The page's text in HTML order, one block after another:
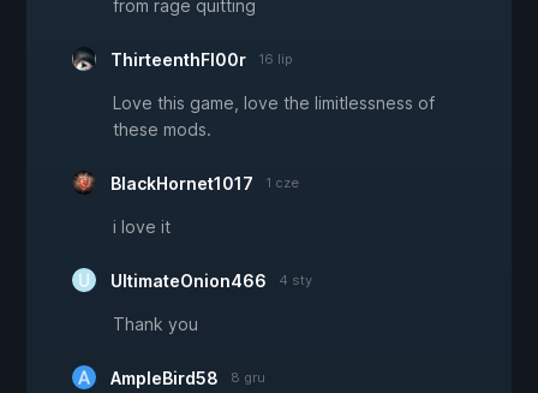
from rage quitting
ThirteenthFl00r 16 lip
Love this game, love the limitlessness of
these mods.
BlackHornet1017 1 cze
i love it
UltimateOnion466 4 sty
Thank you
AmpleBird58 8 gru